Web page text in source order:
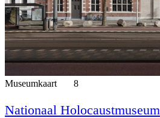
Museumkaart 8
Nationaal Holocaustmuseum